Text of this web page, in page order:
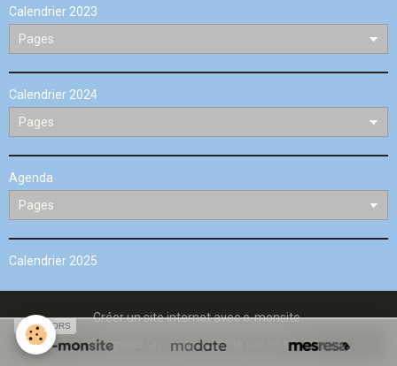
Calendrier 2023
Calendrier 2024
Agenda
Calendrier 2025
Créer un site internet avec e-monsite
Signaler un contenu illicite sur ce site
SPONSORS